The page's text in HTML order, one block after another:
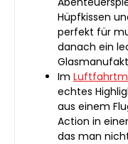
Hüpfkissen
perfekt für
danach ein
Im
echtes
aus einem
Action in
das man